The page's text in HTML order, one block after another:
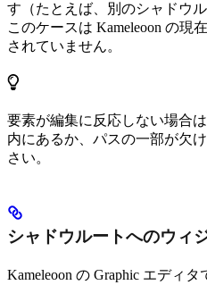
す（たとえば、別のシャドウ
このケースは Kameleoon の現
されていません。
要素が編集に反応しない場合
内にあるか、パスの一部が欠
さい。
シャドウルートへのウィ
Kameleoon の Graphic エディ